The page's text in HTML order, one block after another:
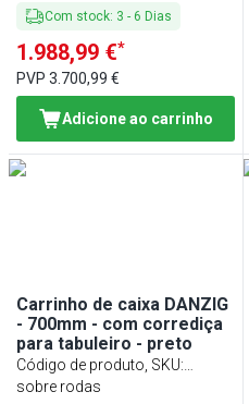
Com stock: 3 - 6 Dias
1.988,99 €*
PVP 3.700,99 €
Adicione ao carrinho
Carrinho de caixa DANZIG
- 700mm - com corrediça
para tabuleiro - preto
Código de produto, SKU:
KWI700
sobre rodas